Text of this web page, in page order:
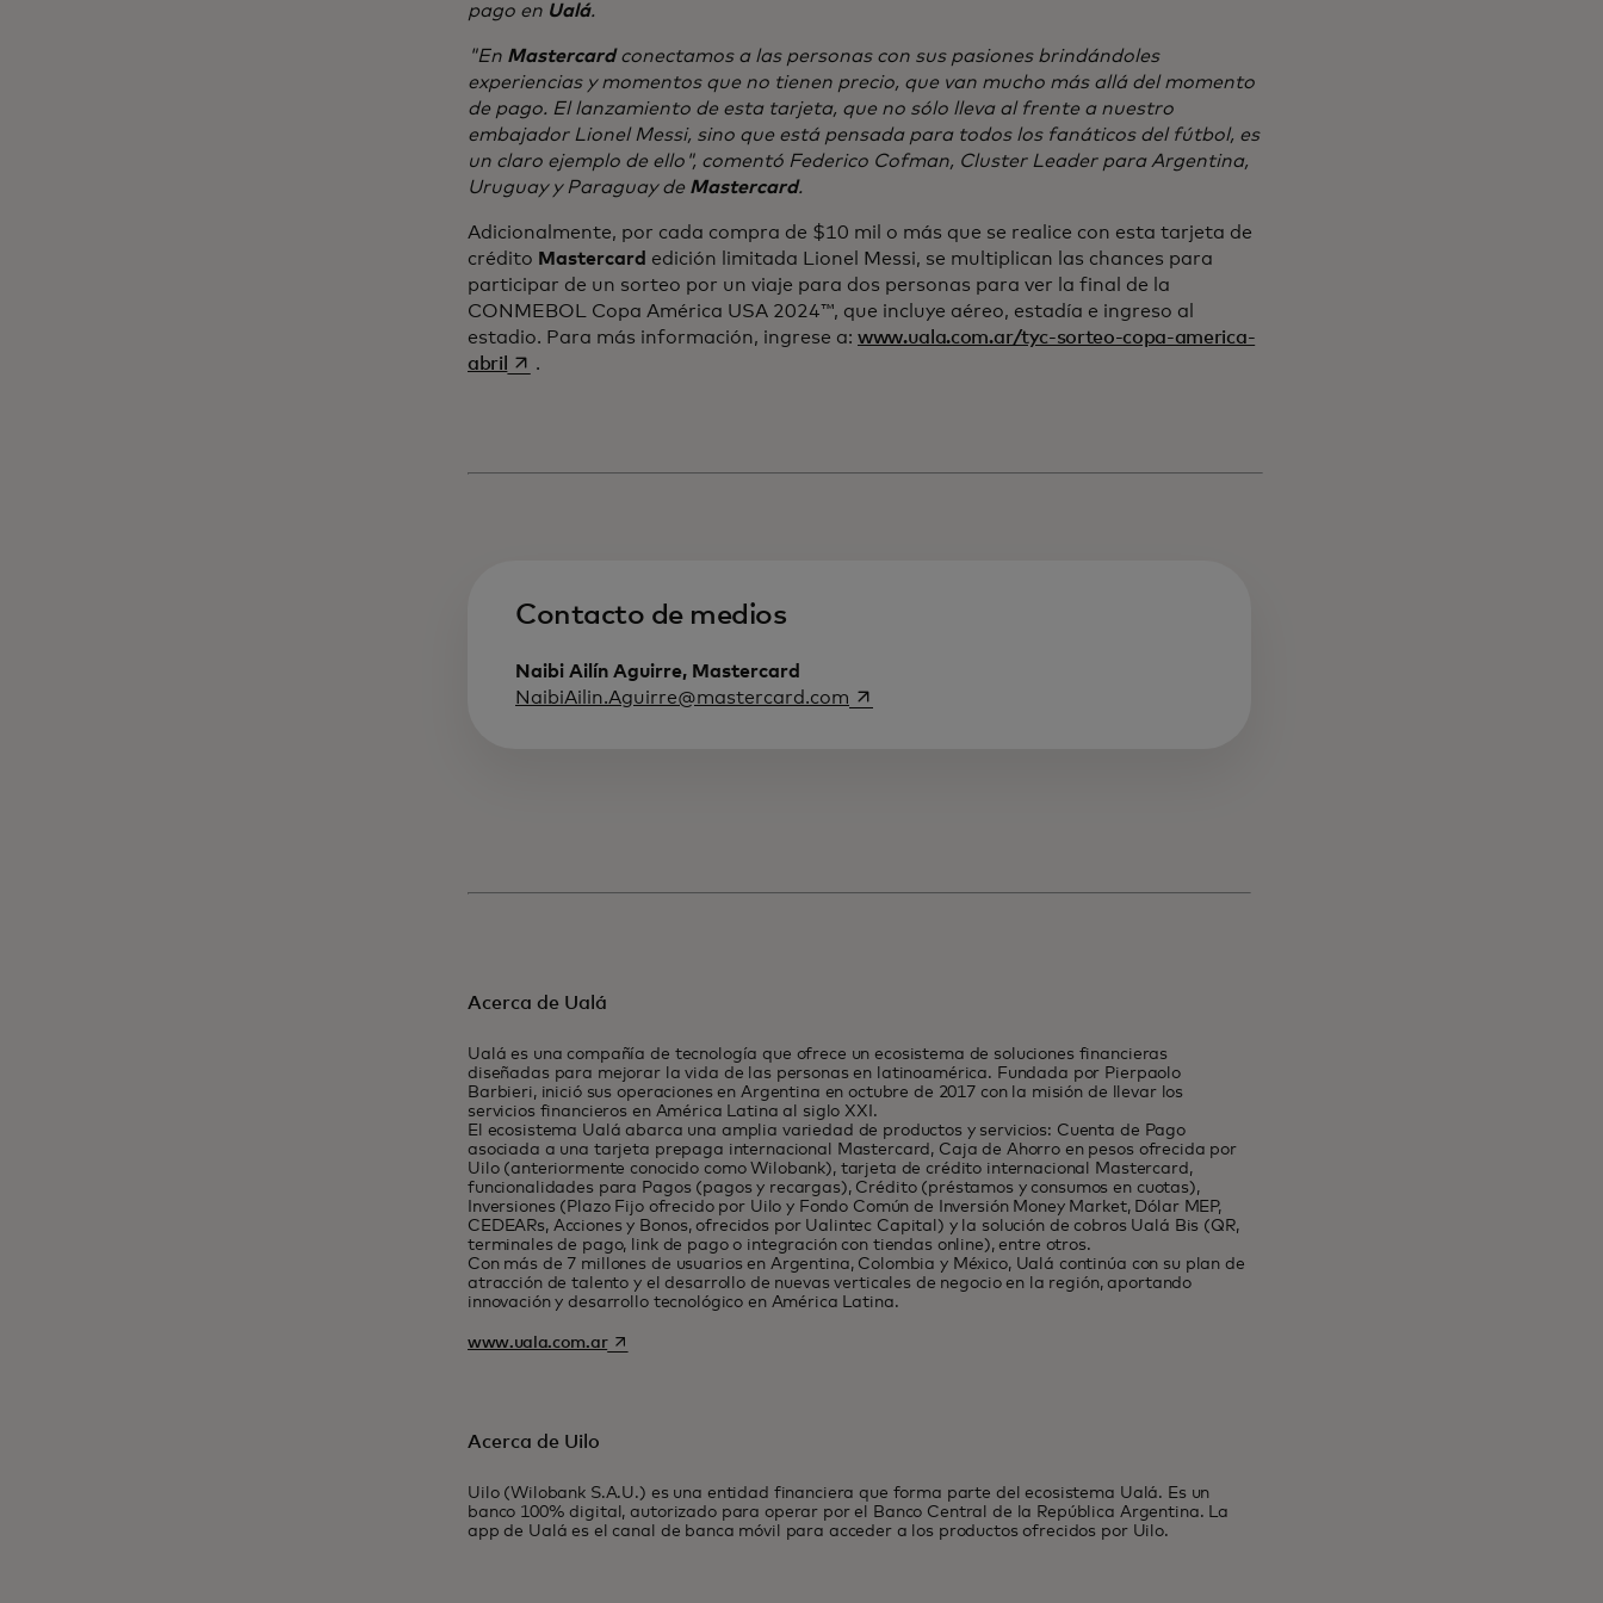
pago en Ualá.
"En Mastercardconectamos a las personas con sus pasiones brindándoles
experiencias y momentos que no tienen precio, que van mucho más allá del momento
de pago. El lanzamiento de esta tarjeta, que no sólo lleva al frente a nuestro
embajador Lionel Messi, sino que está pensada para todos los fanáticos del fútbol, es
un claro ejemplo de ello", comentó Federico Cofman, Cluster Leader para Argentina,
Uruguay y Paraguay de Mastercard.
Adicionalmente, por cada compra de $10 mil o más que se realice con esta tarjeta de
crédito Mastercard edición limitada Lionel Messi, se multiplican las chances para
participar de un sorteo por un viaje para dos personas para ver la final de la
CONMEBOL Copa América USA 2024™, que incluye aéreo, estadía e ingreso al
estadio. Para más información, ingrese a: www.uala.com.ar/tyc-sorteo-copa-america-
abril
se abre en una pestaña nueva
.
Contacto de medios
Naibi Ailín Aguirre, Mastercard
NaibiAilin.Aguirre@mastercard.com se abre en una pestaña nueva
Acerca de Ualá
Ualá es una compañía de tecnología que ofrece un ecosistema de soluciones financieras
diseñadas para mejorar la vida de las personas en latinoamérica. Fundada por Pierpaolo
Barbieri, inició sus operaciones en Argentina en octubre de 2017 con la misión de llevar los
servicios financieros en América Latina al siglo XXI.
El ecosistema Ualá abarca una amplia variedad de productos y servicios: Cuenta de Pago
asociada a una tarjeta prepaga internacional Mastercard, Caja de Ahorro en pesos ofrecida por
Uilo (anteriormente conocido como Wilobank), tarjeta de crédito internacional Mastercard,
funcionalidades para Pagos (pagos y recargas), Crédito (préstamos y consumos en cuotas),
Inversiones (Plazo Fijo ofrecido por Uilo y Fondo Común de Inversión Money Market, Dólar MEP,
CEDEARs, Acciones y Bonos, ofrecidos por Ualintec Capital) y la solución de cobros Ualá Bis (QR,
terminales de pago, link de pago o integración con tiendas online), entre otros.
Con más de 7 millones de usuarios en Argentina, Colombia y México, Ualá continúa con su plan de
atracción de talento y el desarrollo de nuevas verticales de negocio en la región, aportando
innovación y desarrollo tecnológico en América Latina.
www.uala.com.arse abre en una pestaña nueva
Acerca de Uilo
Uilo (Wilobank S.A.U.) es una entidad financiera que forma parte del ecosistema Ualá. Es un
banco 100% digital, autorizado para operar por el Banco Central de la República Argentina. La
app de Ualá es el canal de banca móvil para acceder a los productos ofrecidos por Uilo.